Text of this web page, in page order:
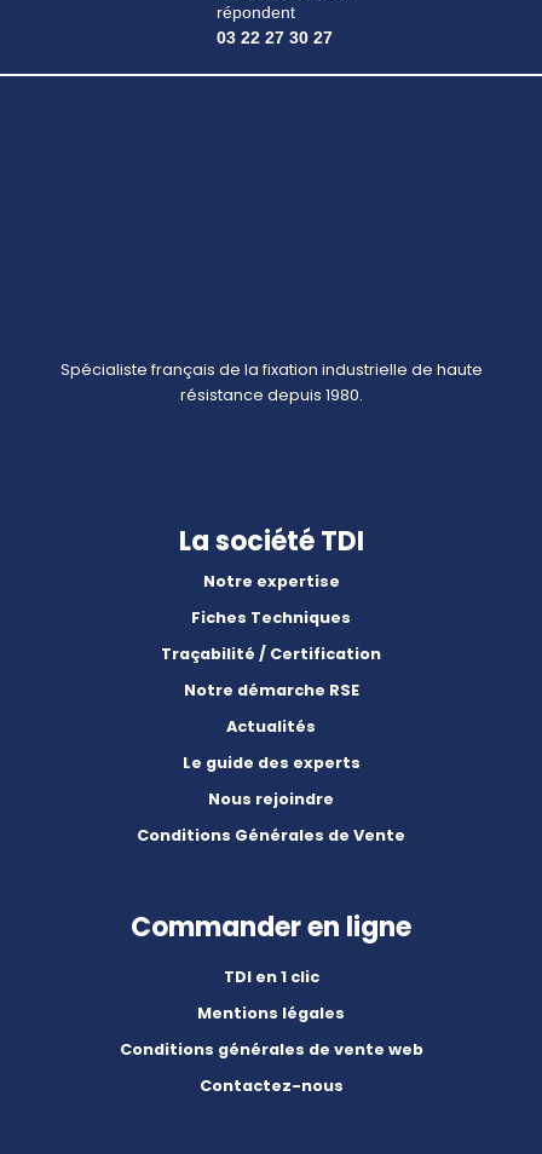
répondent
03 22 27 30 27
Spécialiste français de la fixation industrielle de haute
résistance depuis 1980.
La société TDI
Notre expertise
Fiches Techniques
Traçabilité / Certification
Notre démarche RSE
Actualités
Le guide des experts
Nous rejoindre
Conditions Générales de Vente
Commander en ligne
TDI en 1 clic
Mentions légales
Conditions générales de vente web
Contactez-nous